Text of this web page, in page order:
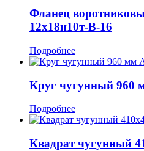
Фланец
12х18н10т-В-16
Подробнее
Круг чугунный 960
Подробнее
Квадрат чугунный